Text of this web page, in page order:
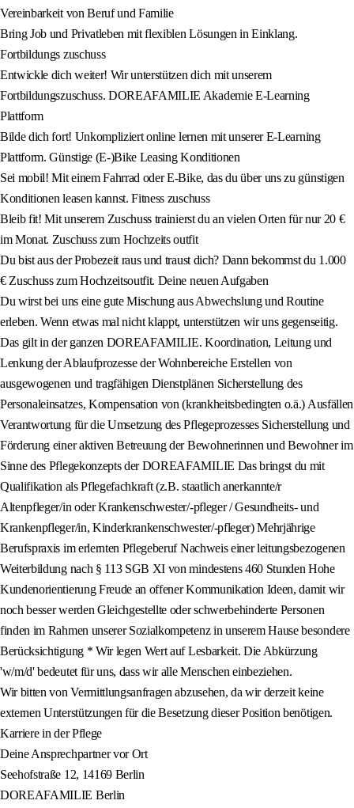
Vereinbarkeit von Beruf und Familie
Bring Job und Privatleben mit flexiblen Lösungen in Einklang.
Fortbildungs zuschuss
Entwickle dich weiter! Wir unterstützen dich mit unserem
Fortbildungszuschuss. DOREAFAMILIE Akademie E-Learning
Plattform
Bilde dich fort! Unkompliziert online lernen mit unserer E-Learning
Plattform. Günstige (E-)Bike Leasing Konditionen
Sei mobil! Mit einem Fahrrad oder E-Bike, das du über uns zu günstigen
Konditionen leasen kannst. Fitness zuschuss
Bleib fit! Mit unserem Zuschuss trainierst du an vielen Orten für nur 20 €
im Monat. Zuschuss zum Hochzeits outfit
Du bist aus der Probezeit raus und traust dich? Dann bekommst du 1.000
€ Zuschuss zum Hochzeitsoutfit. Deine neuen Aufgaben
Du wirst bei uns eine gute Mischung aus Abwechslung und Routine
erleben. Wenn etwas mal nicht klappt, unterstützen wir uns gegenseitig.
Das gilt in der ganzen DOREAFAMILIE. Koordination, Leitung und
Lenkung der Ablaufprozesse der Wohnbereiche Erstellen von
ausgewogenen und tragfähigen Dienstplänen Sicherstellung des
Personaleinsatzes, Kompensation von (krankheitsbedingten o.ä.) Ausfällen
Verantwortung für die Umsetzung des Pflegeprozesses Sicherstellung und
Förderung einer aktiven Betreuung der Bewohnerinnen und Bewohner im
Sinne des Pflegekonzepts der DOREAFAMILIE Das bringst du mit
Qualifikation als Pflegefachkraft (z.B. staatlich anerkannte/r
Altenpfleger/in oder Krankenschwester/-pfleger / Gesundheits- und
Krankenpfleger/in, Kinderkrankenschwester/-pfleger) Mehrjährige
Berufspraxis im erlernten Pflegeberuf Nachweis einer leitungsbezogenen
Weiterbildung nach § 113 SGB XI von mindestens 460 Stunden Hohe
Kundenorientierung Freude an offener Kommunikation Ideen, damit wir
noch besser werden Gleichgestellte oder schwerbehinderte Personen
finden im Rahmen unserer Sozialkompetenz in unserem Hause besondere
Berücksichtigung * Wir legen Wert auf Lesbarkeit. Die Abkürzung
'w/m/d' bedeutet für uns, dass wir alle Menschen einbeziehen.
Wir bitten von Vermittlungsanfragen abzusehen, da wir derzeit keine
externen Unterstützungen für die Besetzung dieser Position benötigen.
Karriere in der Pflege
Deine Ansprechpartner vor Ort
Seehofstraße 12, 14169 Berlin
DOREAFAMILIE Berlin